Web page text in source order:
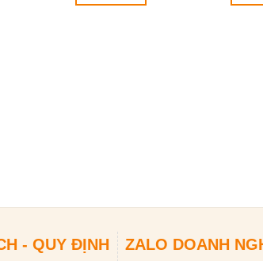
- QUY ĐỊNH ZALO DOANH